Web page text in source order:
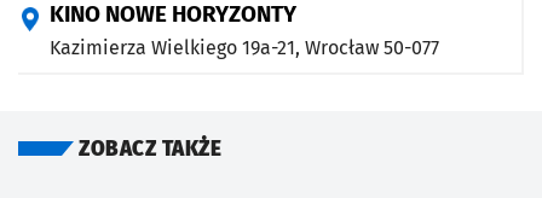
KINO NOWE HORYZONTY
Kazimierza Wielkiego 19a-21, Wrocław 50-077
ZOBACZ TAKŻE